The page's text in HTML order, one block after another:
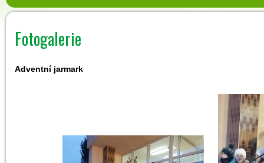
Fotogalerie
Adventní jarmark